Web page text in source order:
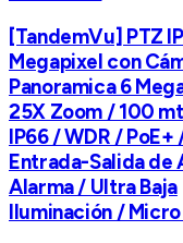
[TandemVu] PTZ
Megapixel con
Panoramica 6
25X Zoom / 100
IP66 / WDR / PoE+
Entrada-Salida de
Alarma / Ultra Baja
Iluminación / Micro